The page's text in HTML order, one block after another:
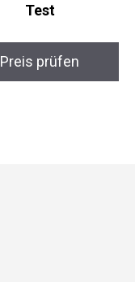
Test
Preis prüfen